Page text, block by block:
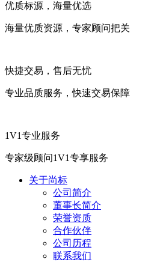
优质标源，海量优选
海量优质资源，专家顾问把关
快捷交易，售后无忧
专业品质服务，快速交易保障
1V1专业服务
专家级顾问1V1专享服务
关于尚标
公司简介
董事长简介
荣誉资质
合作伙伴
公司历程
联系我们